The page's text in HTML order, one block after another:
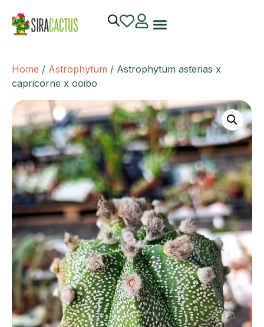
Home / Astrophytum / Astrophytum asterias x
capricorne x ooibo